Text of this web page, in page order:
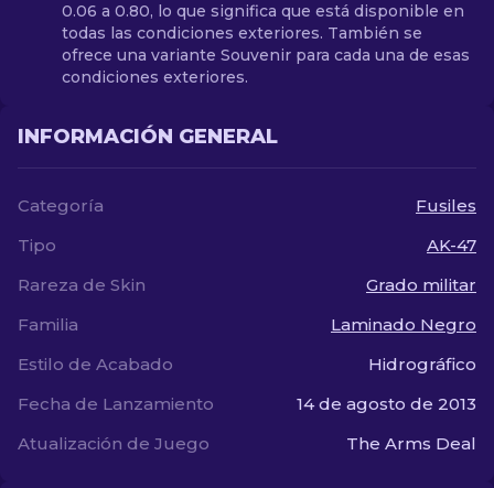
0.06 a 0.80, lo que significa que está disponible en
todas las condiciones exteriores. También se
ofrece una variante Souvenir para cada una de esas
condiciones exteriores.
INFORMACIÓN GENERAL
Categoría
Fusiles
Tipo
AK-47
Rareza de Skin
Grado militar
Familia
Laminado Negro
Estilo de Acabado
Hidrográfico
Fecha de Lanzamiento
14 de agosto de 2013
Atualización de Juego
The Arms Deal